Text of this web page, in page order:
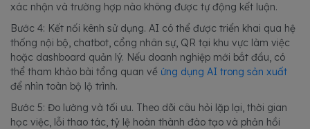
xác nhận và trường hợp nào không được tự động kết luận.
Bước 4: Kết nối kênh sử dụng. AI có thể được triển khai qua hệ
thống nội bộ, chatbot, cổng nhân sự, QR tại khu vực làm việc
hoặc dashboard quản lý. Nếu doanh nghiệp mới bắt đầu, có
thể tham khảo bài tổng quan về ứng dụng AI trong sản xuất
để nhìn toàn bộ lộ trình.
Bước 5: Đo lường và tối ưu. Theo dõi câu hỏi lặp lại, thời gian
học việc, lỗi thao tác, tỷ lệ hoàn thành đào tạo và phản hồi